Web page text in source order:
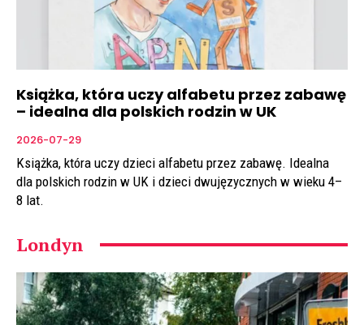
Książka, która uczy alfabetu przez zabawę
– idealna dla polskich rodzin w UK
2026-07-29
Książka, która uczy dzieci alfabetu przez zabawę. Idealna
dla polskich rodzin w UK i dzieci dwujęzycznych w wieku 4–
8 lat.
Londyn